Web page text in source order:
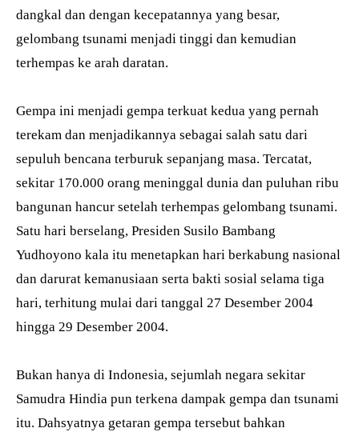
dangkal dan dengan kecepatannya yang besar,
gelombang tsunami menjadi tinggi dan kemudian
terhempas ke arah daratan.
Gempa ini menjadi gempa terkuat kedua yang pernah
terekam dan menjadikannya sebagai salah satu dari
sepuluh bencana terburuk sepanjang masa. Tercatat,
sekitar 170.000 orang meninggal dunia dan puluhan ribu
bangunan hancur setelah terhempas gelombang tsunami.
Satu hari berselang, Presiden Susilo Bambang
Yudhoyono kala itu menetapkan hari berkabung nasional
dan darurat kemanusiaan serta bakti sosial selama tiga
hari, terhitung mulai dari tanggal 27 Desember 2004
hingga 29 Desember 2004.
Bukan hanya di Indonesia, sejumlah negara sekitar
Samudra Hindia pun terkena dampak gempa dan tsunami
itu. Dahsyatnya getaran gempa tersebut bahkan